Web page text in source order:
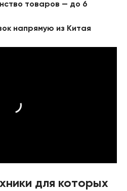
товаров — до 6
напрямую из Китая
для которых